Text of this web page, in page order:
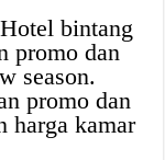
Hotel bintang
promo dan
season.
promo dan
harga kamar